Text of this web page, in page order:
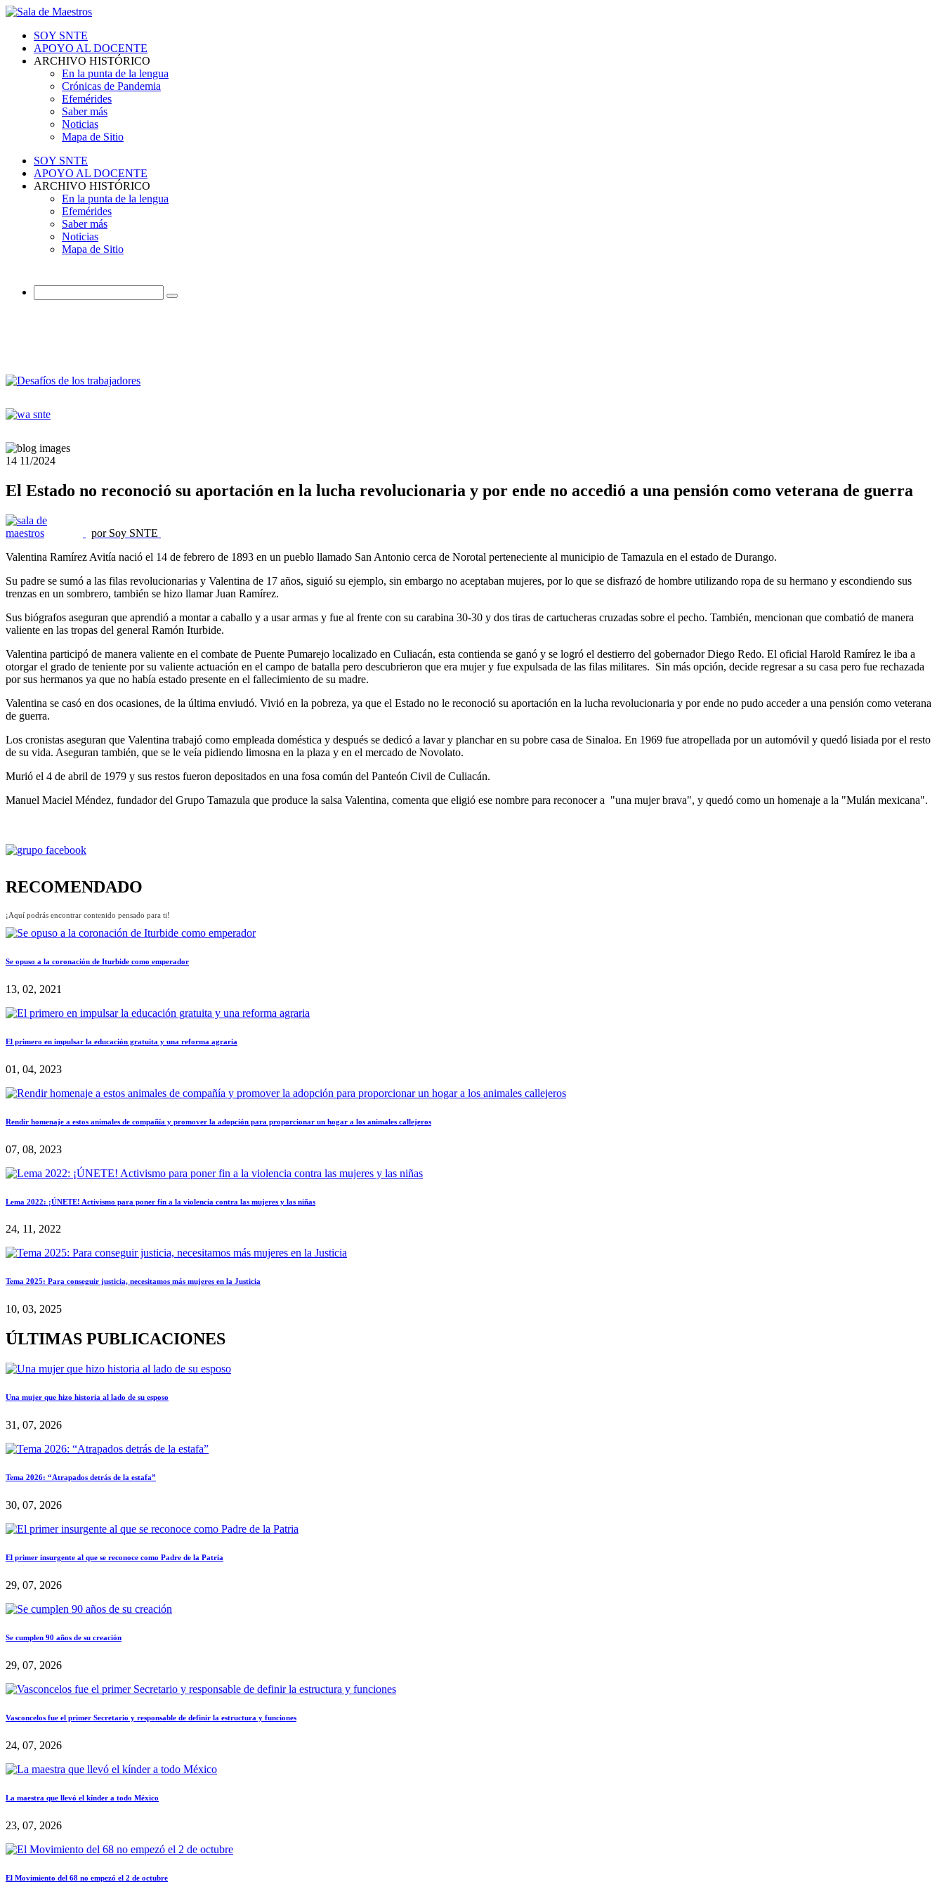
SOY SNTE
APOYO AL DOCENTE
ARCHIVO HISTÓRICO
En la punta de la lengua
Crónicas de Pandemia
Efemérides
Saber más
Noticias
Mapa de Sitio
SOY SNTE
APOYO AL DOCENTE
ARCHIVO HISTÓRICO
En la punta de la lengua
Efemérides
Saber más
Noticias
Mapa de Sitio
14 11/2024
El Estado no reconoció su aportación en la lucha revolucionaria y por ende no accedió a una pensión como veterana de guerra
por Soy SNTE
Valentina Ramírez Avitía nació el 14 de febrero de 1893 en un pueblo llamado San Antonio cerca de Norotal perteneciente al municipio de Tamazula en el estado de Durango.
Su padre se sumó a las filas revolucionarias y Valentina de 17 años, siguió su ejemplo, sin embargo no aceptaban mujeres, por lo que se disfrazó de hombre utilizando ropa de su hermano y escondiendo sus
trenzas en un sombrero, también se hizo llamar Juan Ramírez.
Sus biógrafos aseguran que aprendió a montar a caballo y a usar armas y fue al frente con su carabina 30-30 y dos tiras de cartucheras cruzadas sobre el pecho. También, mencionan que combatió de manera
valiente en las tropas del general Ramón Iturbide.
Valentina participó de manera valiente en el combate de Puente Pumarejo localizado en Culiacán, esta contienda se ganó y se logró el destierro del gobernador Diego Redo. El oficial Harold Ramírez le iba a
otorgar el grado de teniente por su valiente actuación en el campo de batalla pero descubrieron que era mujer y fue expulsada de las filas militares. Sin más opción, decide regresar a su casa pero fue rechazada
por sus hermanos ya que no había estado presente en el fallecimiento de su madre.
Valentina se casó en dos ocasiones, de la última enviudó. Vivió en la pobreza, ya que el Estado no le reconoció su aportación en la lucha revolucionaria y por ende no pudo acceder a una pensión como veterana
de guerra.
Los cronistas aseguran que Valentina trabajó como empleada doméstica y después se dedicó a lavar y planchar en su pobre casa de Sinaloa. En 1969 fue atropellada por un automóvil y quedó lisiada por el resto
de su vida. Aseguran también, que se le veía pidiendo limosna en la plaza y en el mercado de Novolato.
Murió el 4 de abril de 1979 y sus restos fueron depositados en una fosa común del Panteón Civil de Culiacán.
Manuel Maciel Méndez, fundador del Grupo Tamazula que produce la salsa Valentina, comenta que eligió ese nombre para reconocer a "una mujer brava", y quedó como un homenaje a la "Mulán mexicana".
RECOMENDADO
¡Aquí podrás encontrar contenido pensado para ti!
Se opuso a la coronación de Iturbide como emperador
13, 02, 2021
El primero en impulsar la educación gratuita y una reforma agraria
01, 04, 2023
Rendir homenaje a estos animales de compañía y promover la adopción para proporcionar un hogar a los animales callejeros
07, 08, 2023
Lema 2022: ¡ÚNETE! Activismo para poner fin a la violencia contra las mujeres y las niñas
24, 11, 2022
Tema 2025: Para conseguir justicia, necesitamos más mujeres en la Justicia
10, 03, 2025
ÚLTIMAS PUBLICACIONES
Una mujer que hizo historia al lado de su esposo
31, 07, 2026
Tema 2026: “Atrapados detrás de la estafa”
30, 07, 2026
El primer insurgente al que se reconoce como Padre de la Patria
29, 07, 2026
Se cumplen 90 años de su creación
29, 07, 2026
Vasconcelos fue el primer Secretario y responsable de definir la estructura y funciones
24, 07, 2026
La maestra que llevó el kínder a todo México
23, 07, 2026
El Movimiento del 68 no empezó el 2 de octubre